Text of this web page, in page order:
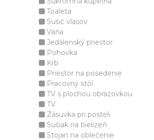
Toaleta
Sušič vlasov
Vaňa
Jedálenský priestor
Pohovka
Krb
Priestor na posedenie
Pracovný stôl
TV s plochou obrazovkou
TV
Zásuvka pri posteli
Sušiak na bielizeň
Stojan na oblečenie